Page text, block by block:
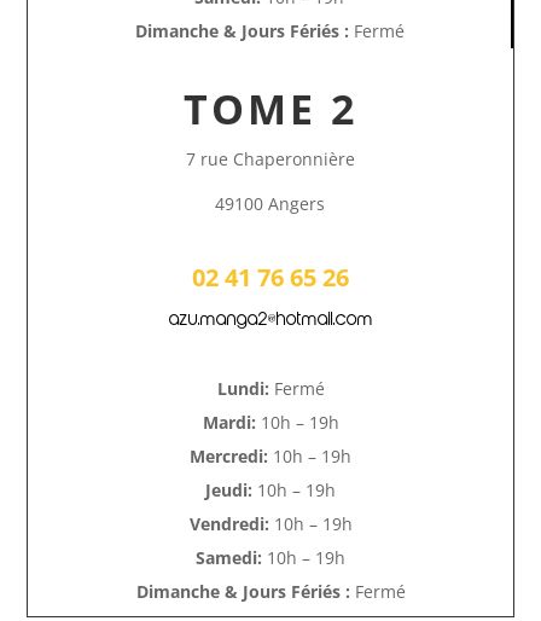
Dimanche & Jours Fériés : Fermé
TOME 2
7 rue Chaperonnière
49100 Angers
02 41 76 65 26
azu.manga2@hotmail.com
Lundi: Fermé
Mardi: 10h – 19h
Mercredi: 10h – 19h
Jeudi: 10h – 19h
Vendredi: 10h – 19h
Samedi: 10h – 19h
Dimanche & Jours Fériés : Fermé